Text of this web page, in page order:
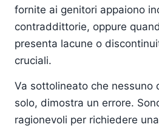
fornite ai genitori appaiono
contraddittorie, oppure
presenta lacune o
cruciali.
Va sottolineato che nessuno
solo, dimostra un errore.
ragionevoli per richiedere